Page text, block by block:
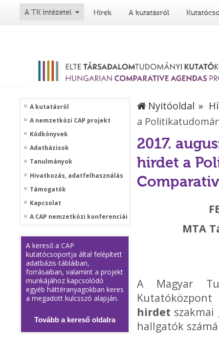
A TK intézetei Hírek A kutatásról
A kutatásról
A nemzetközi CAP projekt
Kódkönyvek
Adatbázisok
Tanulmányok
Hivatkozás, adatfelhasználás
Támogatók
Kapcsolat
A CAP nemzetközi konferenciái
A kereső a CAP
kutatócsoportja által felépített
adatbázis-tábláiban,
forrásaiban, valamint a projekt
munkájához kapcsolódó
egyéb háttéranyagokban keres
a megadott kulcsszó alapján.
Tovább a kereső oldalra
Nyitóoldal
a
2017.
hirdet a
MTA
A Magyar
hirdet
hallgatók